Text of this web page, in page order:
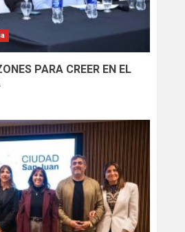
PARA CREER EN EL